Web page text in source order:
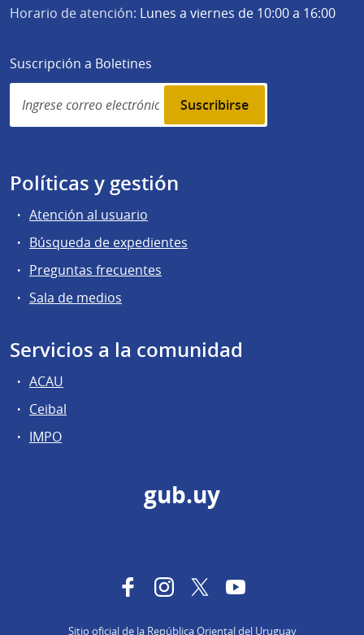
Horario de atención: Lunes a viernes de 10:00 a 16:00
Suscripción a Boletines
Simplenews
subscription
Políticas y gestión
Atención al usuario
Búsqueda de expedientes
Preguntas frecuentes
Sala de medios
Servicios a la comunidad
ACAU
Ceibal
IMPO
gub.uy
FacebookInstagram
TwitterYouTube
Sitio oficial de la República Oriental del Uruguay